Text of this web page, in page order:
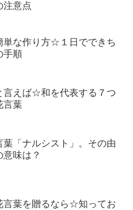
注意点
単な作り方☆１日でできち
手順
言えば☆和を代表する７つ
言葉
葉「ナルシスト」。その由
意味は？
言葉を贈るなら☆知ってお